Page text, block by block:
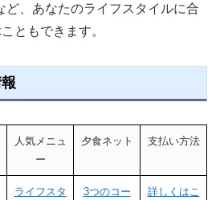
ど、あなたのライフスタイルに合
ともできます。
人気メニュ
ー
夕食ネット 支払い方法
ライフスタ
3つのコー
詳しくはこ